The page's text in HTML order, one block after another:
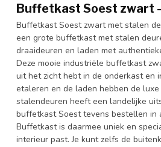
Buffetkast Soest zwart
Buffetkast Soest zwart met stalen
een grote buffetkast met stalen
draaideuren en laden met
Deze mooie industriële buffetkast
uit het zicht hebt in de onderkast en
etaleren en de laden hebben de
stalendeuren heeft een landelijke
buffetkast Soest tevens bestellen in
Buffetkast is daarmee uniek en
interieur past. Je kunt zelfs de